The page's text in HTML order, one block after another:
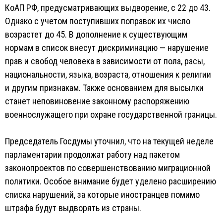
КоАП РФ, предусматривающих выдворение, с 22 до 43.
Однако с учетом поступивших поправок их число
возрастет до 45. В дополнение к существующим
нормам в список внесут дискриминацию — нарушение
прав и свобод человека в зависимости от пола, расы,
национальности, языка, возраста, отношения к религии
и другим признакам. Также основанием для высылки
станет неповиновение законному распоряжению
военнослужащего при охране государственной границы.
Председатель Госдумы уточнил, что на текущей неделе
парламентарии продолжат работу над пакетом
законопроектов по совершенствованию миграционной
политики. Особое внимание будет уделено расширению
списка нарушений, за которые иностранцев помимо
штрафа будут выдворять из страны.